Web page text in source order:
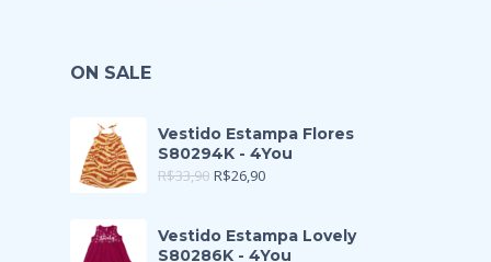
ON SALE
Vestido Estampa Flores
S80294K - 4You
R$33,90 R$26,90
Vestido Estampa Lovely
S80286K - 4You